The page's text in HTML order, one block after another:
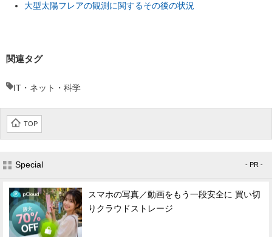
大型太陽フレアの観測に関するその後の状況
関連タグ
IT・ネット・科学
TOP
Special - PR -
スマホの写真／動画をもう一段安全に 買い切
りクラウドストレージ